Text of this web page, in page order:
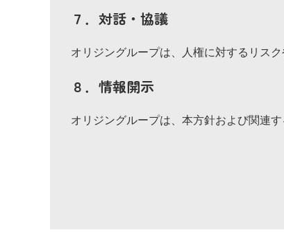
７．対話・協議
オリジングループは、人権に対するリス
８．情報開示
オリジングループは、本方針および関連